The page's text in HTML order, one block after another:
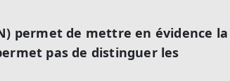
permet de mettre en évidence la
pas de distinguer les